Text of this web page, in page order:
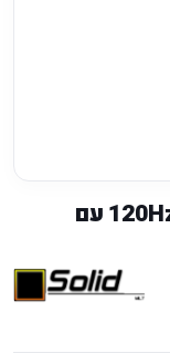
Solid F2712Y ‏27״ – מסך FHD ‏120Hz עם